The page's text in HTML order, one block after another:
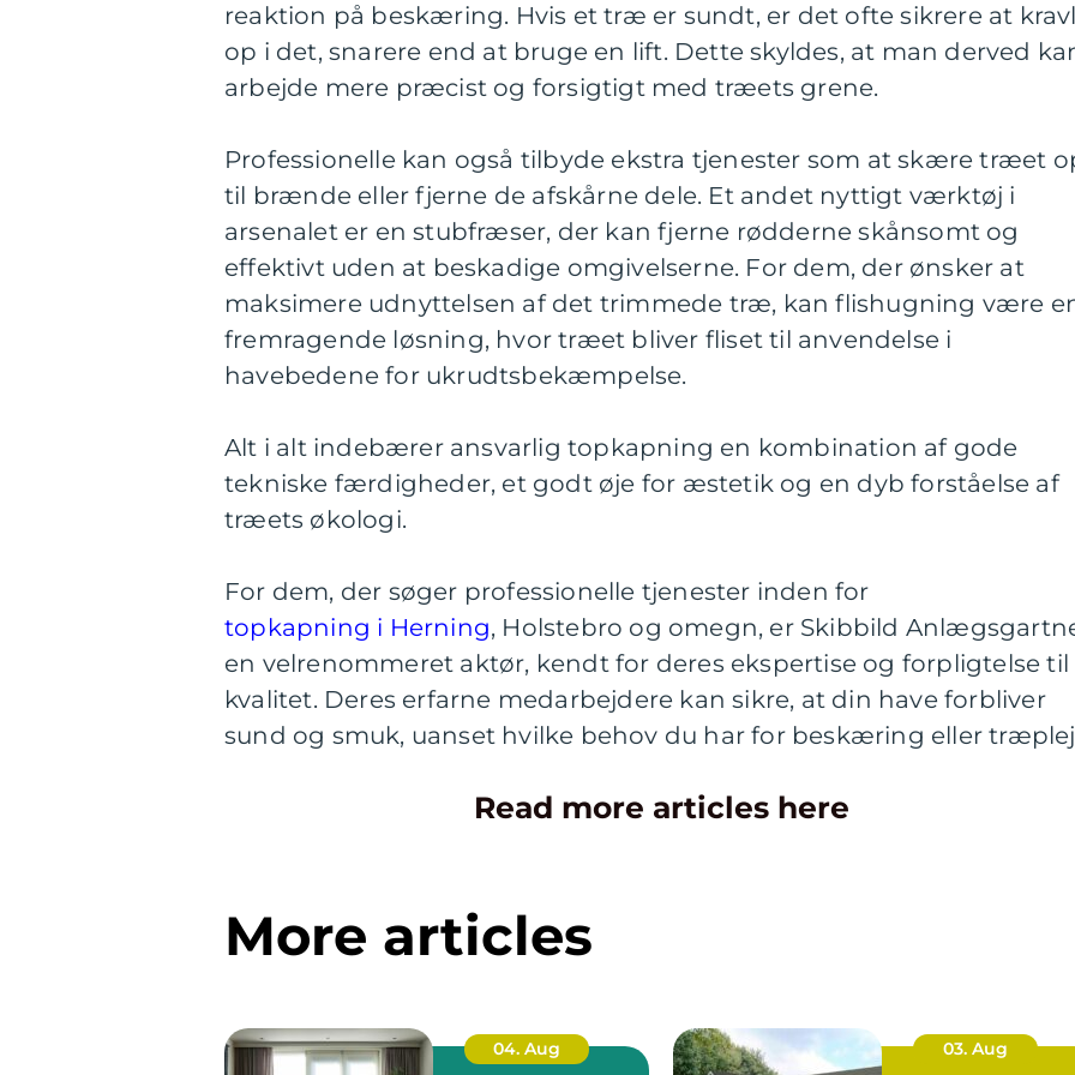
reaktion på beskæring. Hvis et træ er sundt, er det ofte sikrere at
op i det, snarere end at bruge en lift. Dette skyldes, at man derved
arbejde mere præcist og forsigtigt med træets grene.
Professionelle kan også tilbyde ekstra tjenester som at skære træet
til brænde eller fjerne de afskårne dele. Et andet nyttigt værktøj i
arsenalet er en stubfræser, der kan fjerne rødderne skånsomt og
effektivt uden at beskadige omgivelserne. For dem, der ønsker at
maksimere udnyttelsen af det trimmede træ, kan flishugning være
fremragende løsning, hvor træet bliver fliset til anvendelse i
havebedene for ukrudtsbekæmpelse.
Alt i alt indebærer ansvarlig topkapning en kombination af gode
tekniske færdigheder, et godt øje for æstetik og en dyb forståelse af
træets økologi.
For dem, der søger professionelle tjenester inden for
topkapning i Herning, Holstebro og omegn, er Skibbild
en velrenommeret aktør, kendt for deres ekspertise og forpligtelse til
kvalitet. Deres erfarne medarbejdere kan sikre, at din have forbliver
sund og smuk, uanset hvilke behov du har for beskæring eller
Read more articles here
More articles
04. Aug 03. Aug